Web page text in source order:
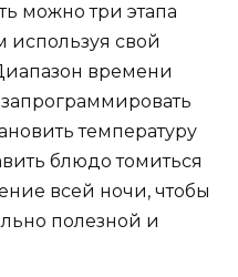
можно три этапа
используя свой
времени
температуру
блюдо томиться
всей ночи, чтобы
полезной и